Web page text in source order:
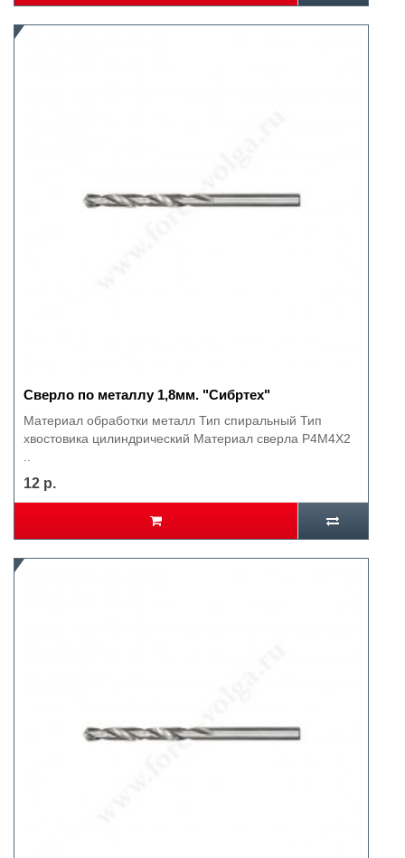
Сверло по металлу 1,8мм. "Сибртех"
Материал обработки металл Тип спиральный Тип
хвостовика цилиндрический Материал сверла Р4М4Х2
12 р.